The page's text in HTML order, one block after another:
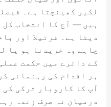
لکیر کھینچتا ہے۔
ہیں — آج کا انتخاب
دیتا ہے۔ فرتیلا اور
چاہے وہ خریدنا ہو یا
کے دائرے میں حکمت
ہر اقدام کی رہنمائی
آپ کا کاروبار ترکی
درمیان نہ صرف زندہ